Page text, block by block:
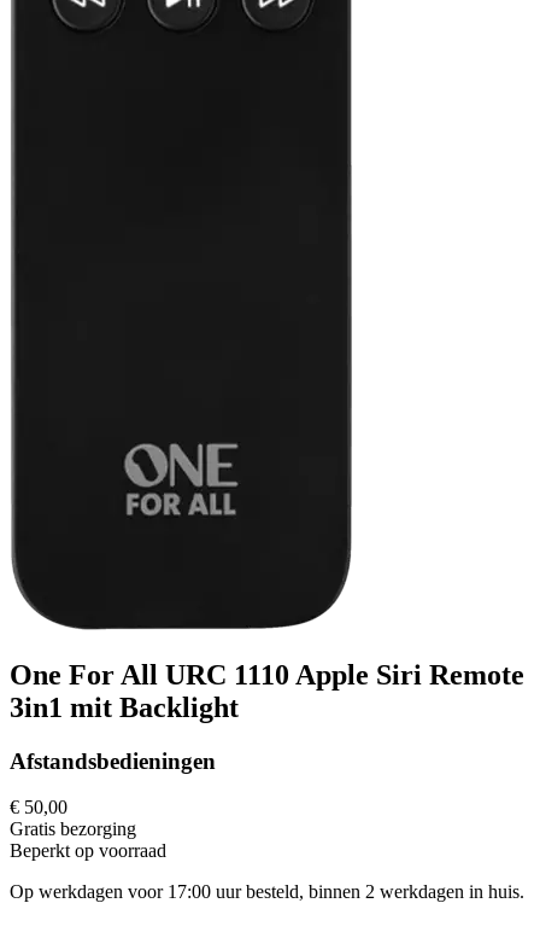
One For All URC 1110 Apple Siri Remote
3in1 mit Backlight
Afstandsbedieningen
€ 50,00
Gratis bezorging
Beperkt op voorraad
Op werkdagen voor 17:00 uur besteld, binnen 2 werkdagen in huis.